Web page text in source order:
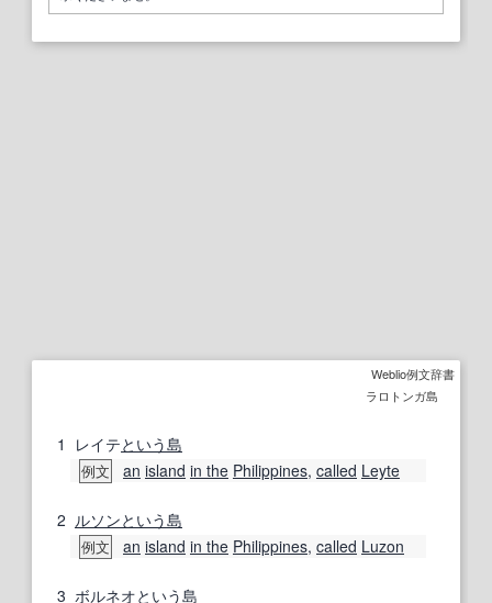
Weblio例文辞書
ラロトンガ島
1 レイテという島
例文 an island in the Philippines, called Leyte
2 ルソンという島
例文 an island in the Philippines, called Luzon
3 ボルネオという島